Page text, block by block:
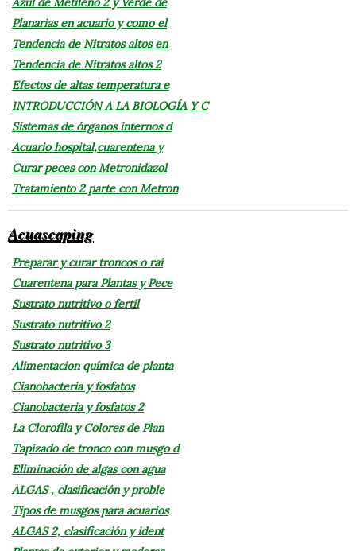
Planarias en acuario y como el
Tendencia de Nitratos altos en
Tendencia de Nitratos altos 2
Efectos de altas temperatura e
INTRODUCCIÓN A LA BIOLOGÍA Y C
Sistemas de órganos internos d
Acuario hospital,cuarentena y
Curar peces con Metronidazol
Tratamiento 2 parte con Metron
Acuascaping
Preparar y curar troncos o raí
Cuarentena para Plantas y Pece
Sustrato nutritivo o fertil
Sustrato nutritivo 2
Sustrato nutritivo 3
Alimentacion química de planta
Cianobacteria y fosfatos
Cianobacteria y fosfatos 2
La Clorofila y Colores de Plan
Tapizado de tronco con musgo d
Eliminación de algas con agua
ALGAS , clasificación y proble
Tipos de musgos para acuarios
ALGAS 2, clasificación y ident